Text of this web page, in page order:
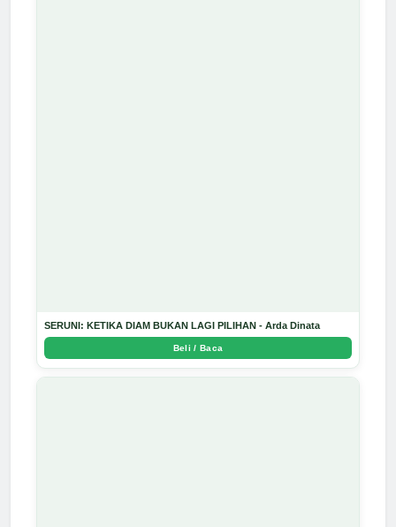
SERUNI: KETIKA DIAM BUKAN LAGI PILIHAN - Arda Dinata
Beli / Baca